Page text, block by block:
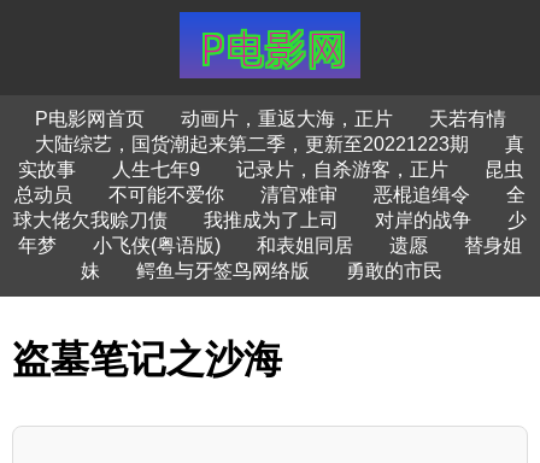
P电影网首页 动画片，重返大海，正片
天若有情
大陆综艺，国货潮起来第二季，更新至20221223期
真
实故事
人生七年9 记录片，自杀游客，正片
昆虫
总动员
不可能不爱你 清官难审 恶棍追缉令
全
球大佬欠我赊刀债
我推成为了上司 对岸的战争
少
年梦
小飞侠(粤语版) 和表姐同居 遗愿
替身姐
妹
鳄鱼与牙签鸟网络版 勇敢的市民
盗墓笔记之沙海